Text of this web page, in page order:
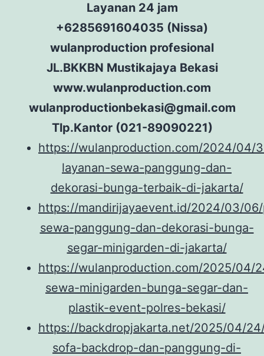
Layanan 24 jam
+6285691604035 (Nissa)
wulanproduction profesional
JL.BKKBN Mustikajaya Bekasi
www.wulanproduction.com
wulanproductionbekasi@gmail.com
Tlp.Kantor (021-89090221)
https://wulanproduction.com/2024/04/
layanan-sewa-panggung-dan-
dekorasi-bunga-terbaik-di-jakarta/
https://mandirijayaevent.id/2024/03/
sewa-panggung-dan-dekorasi-bunga-
segar-minigarden-di-jakarta/
https://wulanproduction.com/2025/04/
sewa-minigarden-bunga-segar-dan-
plastik-event-polres-bekasi/
https://backdropjakarta.net/2025/04/
sofa-backdrop-dan-panggung-di-